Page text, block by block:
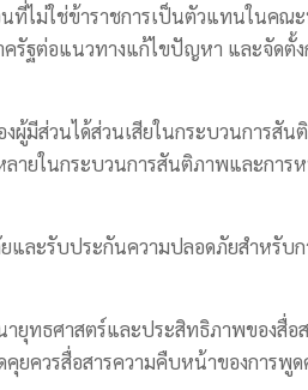
ที่ไม่ใช่ข้าราชการเป็นตัวแทนในคณ
รัฐต่อแนวทางแก้ไขปัญหา และจัดตั้ง
ผู้มีส่วนได้ส่วนเสียในกระบวนการสั
ายในกระบวนการสันติภาพและการ
ละรับประกันความปลอดภัยสำหรับ
ยุทธศาสตร์และประสิทธิภาพของสื่
ควรสื่อสารความคืบหน้าของการพู